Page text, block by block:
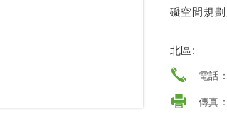
礙空間規
北區:
電話
傳真